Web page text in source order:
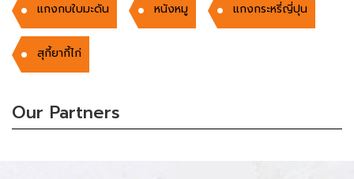
แกงกบใบมะดัน หนังหมู แกงกระหรี่ญี่ปุน
สุกี้ยากี้ไก่
Our Partners